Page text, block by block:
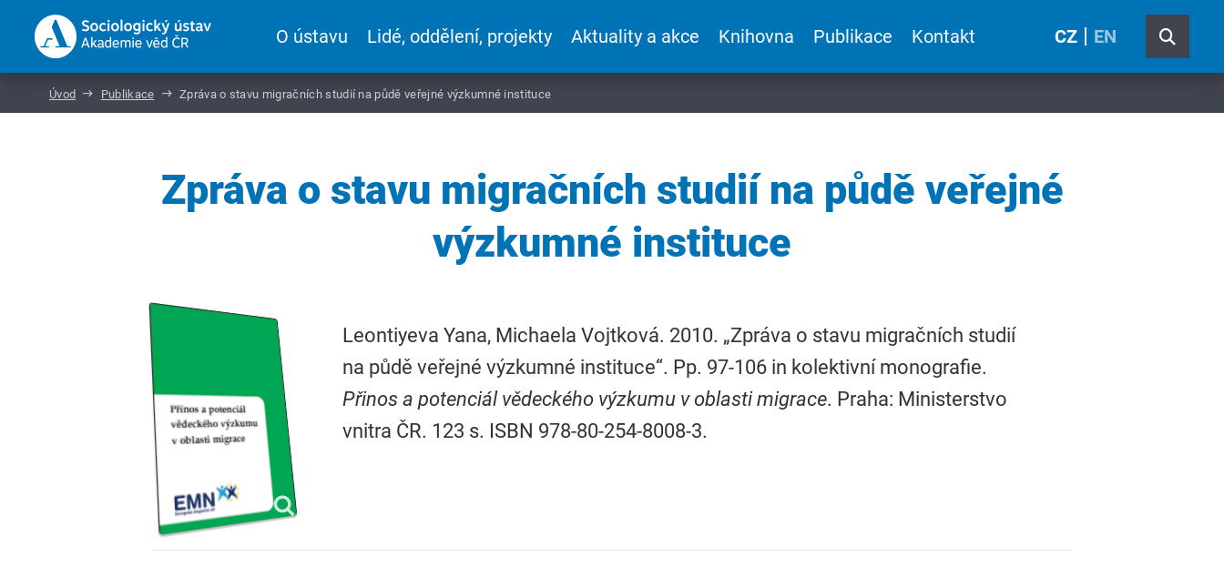
O ústavu Lidé, oddělení, projekty Aktuality a akce Knihovna Publikace Kontakt CZ EN
Úvod Publikace Zpráva o stavu migračních studií na půdě veřejné výzkumné instituce
Zpráva o stavu migračních studií na půdě veřejné
výzkumné instituce
Leontiyeva Yana, Michaela Vojtková. 2010. „Zpráva o stavu migračních studií
na půdě veřejné výzkumné instituce“. Pp. 97-106 in kolektivní monografie.
Přinos a potenciál vědeckého výzkumu v oblasti migrace. Praha: Ministerstvo
vnitra ČR. 123 s. ISBN 978-80-254-8008-3.